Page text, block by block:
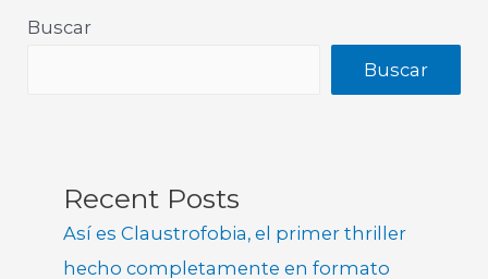
Buscar
Buscar
Recent Posts
Así es Claustrofobia, el primer thriller
hecho completamente en formato